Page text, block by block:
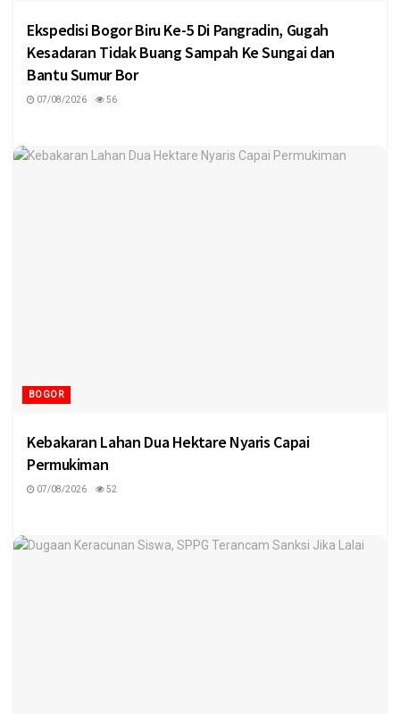
Ekspedisi Bogor Biru Ke-5 Di Pangradin, Gugah
Kesadaran Tidak Buang Sampah Ke Sungai dan
Bantu Sumur Bor
07/08/2026 56
BOGOR
Kebakaran Lahan Dua Hektare Nyaris Capai
Permukiman
07/08/2026 52